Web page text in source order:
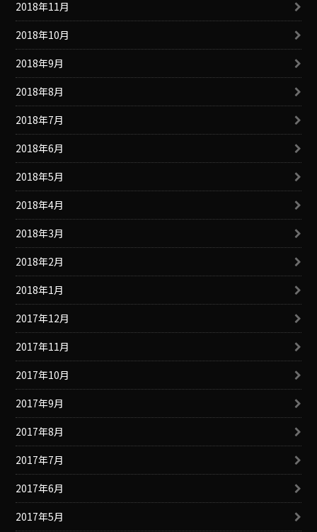
2018年11月
2018年10月
2018年9月
2018年8月
2018年7月
2018年6月
2018年5月
2018年4月
2018年3月
2018年2月
2018年1月
2017年12月
2017年11月
2017年10月
2017年9月
2017年8月
2017年7月
2017年6月
2017年5月